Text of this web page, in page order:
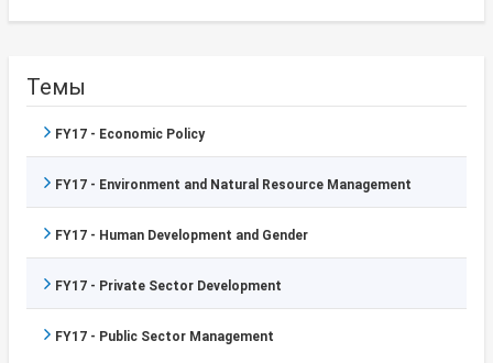
Темы
FY17 - Economic Policy
FY17 - Environment and Natural Resource Management
FY17 - Human Development and Gender
FY17 - Private Sector Development
FY17 - Public Sector Management